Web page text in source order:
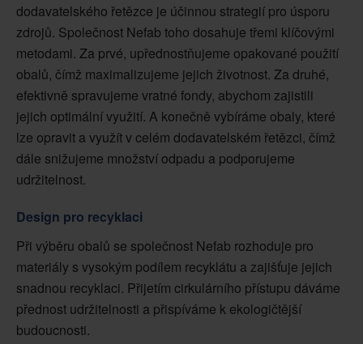
dodavatelského řetězce je účinnou strategií pro úsporu
zdrojů. Společnost Nefab toho dosahuje třemi klíčovými
metodami. Za prvé, upřednostňujeme opakované použití
obalů, čímž maximalizujeme jejich životnost. Za druhé,
efektivně spravujeme vratné fondy, abychom zajistili
jejich optimální využití. A konečně vybíráme obaly, které
lze opravit a využít v celém dodavatelském řetězci, čímž
dále snižujeme množství odpadu a podporujeme
udržitelnost.
Design pro recyklaci
Při výběru obalů se společnost Nefab rozhoduje pro
materiály s vysokým podílem recyklátu a zajišťuje jejich
snadnou recyklaci. Přijetím cirkulárního přístupu dáváme
přednost udržitelnosti a přispíváme k ekologičtější
budoucnosti.